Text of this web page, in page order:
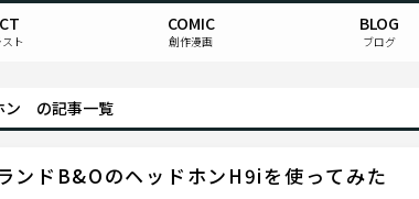
ト
COMIC
創作漫画
BLOG
ブログ
ン の記事一覧
ンドB&OのヘッドホンH9iを使ってみた